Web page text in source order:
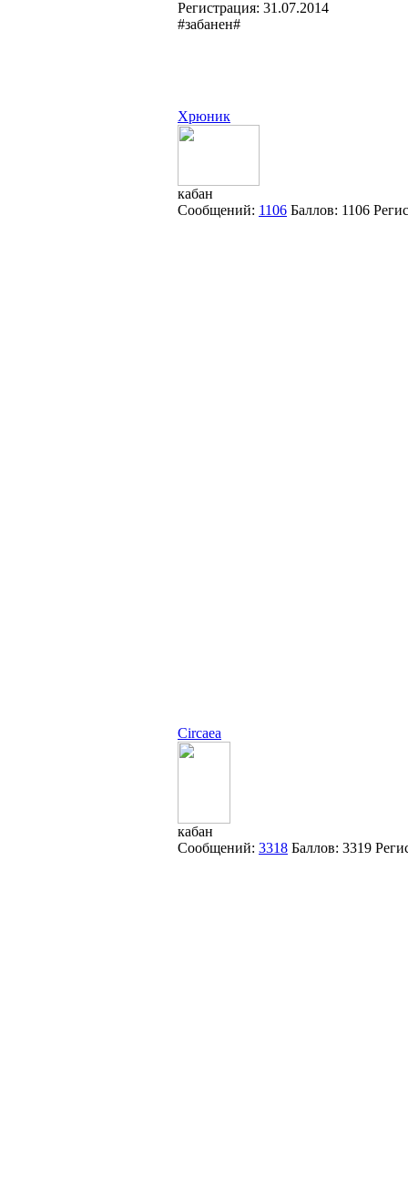
Регистрация: 31.07.2014
#забанен#
Хрюник
кабан
Сообщений: 1106 Баллов: 1106
Circaea
кабан
Сообщений: 3318 Баллов: 3319